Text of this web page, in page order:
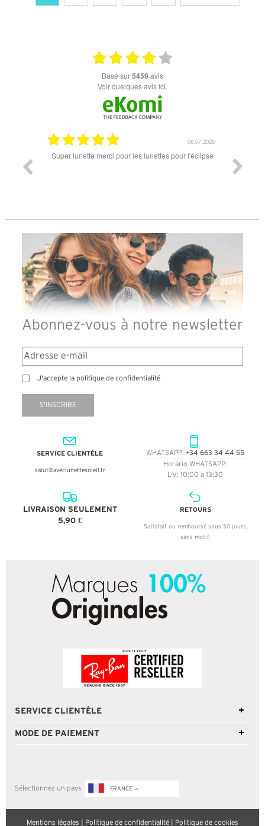
basé sur5459 avis
Voir quelques avis ici.
06.07.2026
Super lunette merci pour les lunettes pour l'éclipse
Abonnez-vous à notre newsletter
J'accepte la politique de confidentialité
S'INSCRIRE
SERVICE CLIENTÈLE
salut@aveclunettesoleil.fr
WHATSAPP: +34 663 34 44 55
Horario WHATSAPP:
L-V: 10:00 a 13:30
LIVRAISON SEULEMENT
5,90 €
RETOURS
Satisfait ou remboursé sous 30 jours,
sans motif.
SERVICE CLIENTÈLE
MODE DE PAIEMENT
Sélectionnez un pays FRANCE
Mentions légales Politique de confidentialité Politique de cookies